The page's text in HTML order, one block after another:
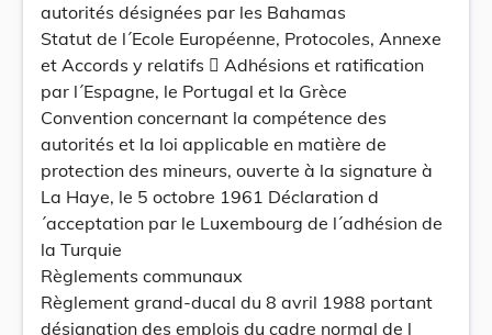
autorités désignées par les Bahamas
Statut de l´Ecole Européenne, Protocoles, Annexe
et Accords y relatifs  Adhésions et ratification
par l´Espagne, le Portugal et la Grèce
Convention concernant la compétence des
autorités et la loi applicable en matière de
protection des mineurs, ouverte à la signature à
La Haye, le 5 octobre 1961 Déclaration d
´acceptation par le Luxembourg de l´adhésion de
la Turquie
Règlements communaux
Règlement grand-ducal du 8 avril 1988 portant
désignation des emplois du cadre normal de l